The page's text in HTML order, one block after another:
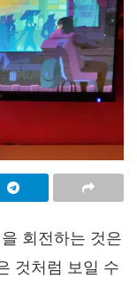
회전하는 것은
것처럼 보일 수